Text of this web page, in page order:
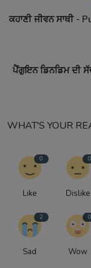
ਕਹਾਣੀ ਜੀਵਨ ਸਾਥੀ -
ਪੈਂਗੁਇਨ ਡਿਨਡਿਮ ਦੀ
WHAT'S YOUR
0
Like
0
Dislike
2
Sad
0
Wow